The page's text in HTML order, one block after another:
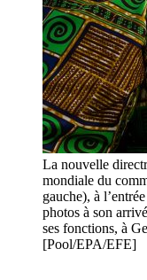
La nouvelle
mondiale du
gauche), à
photos à son
ses fonctions, à
[Pool/EPA/EFE]